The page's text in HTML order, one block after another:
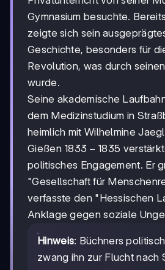
Gymnasium besuchte.
zeigte sich sein
Geschichte, besonders für
Revolution, was durch
wurde.
Seine akademische
dem Medizinstudium in
heimlich mit Wilhelmine
Gießen 1833-
1835
1833 − 1835
politisches Engagement. Er
"Gesellschaft für
verfasste den "Hessischen
Anklage gegen soziale
Hinweis: Büchners
zwang ihn zur Flucht nach